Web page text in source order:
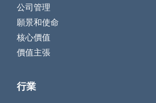
公司管理
願景和使命
核心價值
價值主張
行業